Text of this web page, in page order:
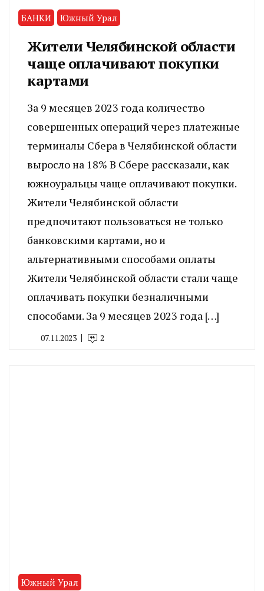
БАНКИ Южный Урал
Жители Челябинской области
чаще оплачивают покупки
картами
За 9 месяцев 2023 года количество
совершенных операций через платежные
терминалы Сбера в Челябинской области
выросло на 18% В Сбере рассказали, как
южноуральцы чаще оплачивают покупки.
Жители Челябинской области
предпочитают пользоваться не только
банковскими картами, но и
альтернативными способами оплаты
Жители Челябинской области стали чаще
оплачивать покупки безналичными
способами. За 9 месяцев 2023 года […]
07.11.2023 2
Южный Урал